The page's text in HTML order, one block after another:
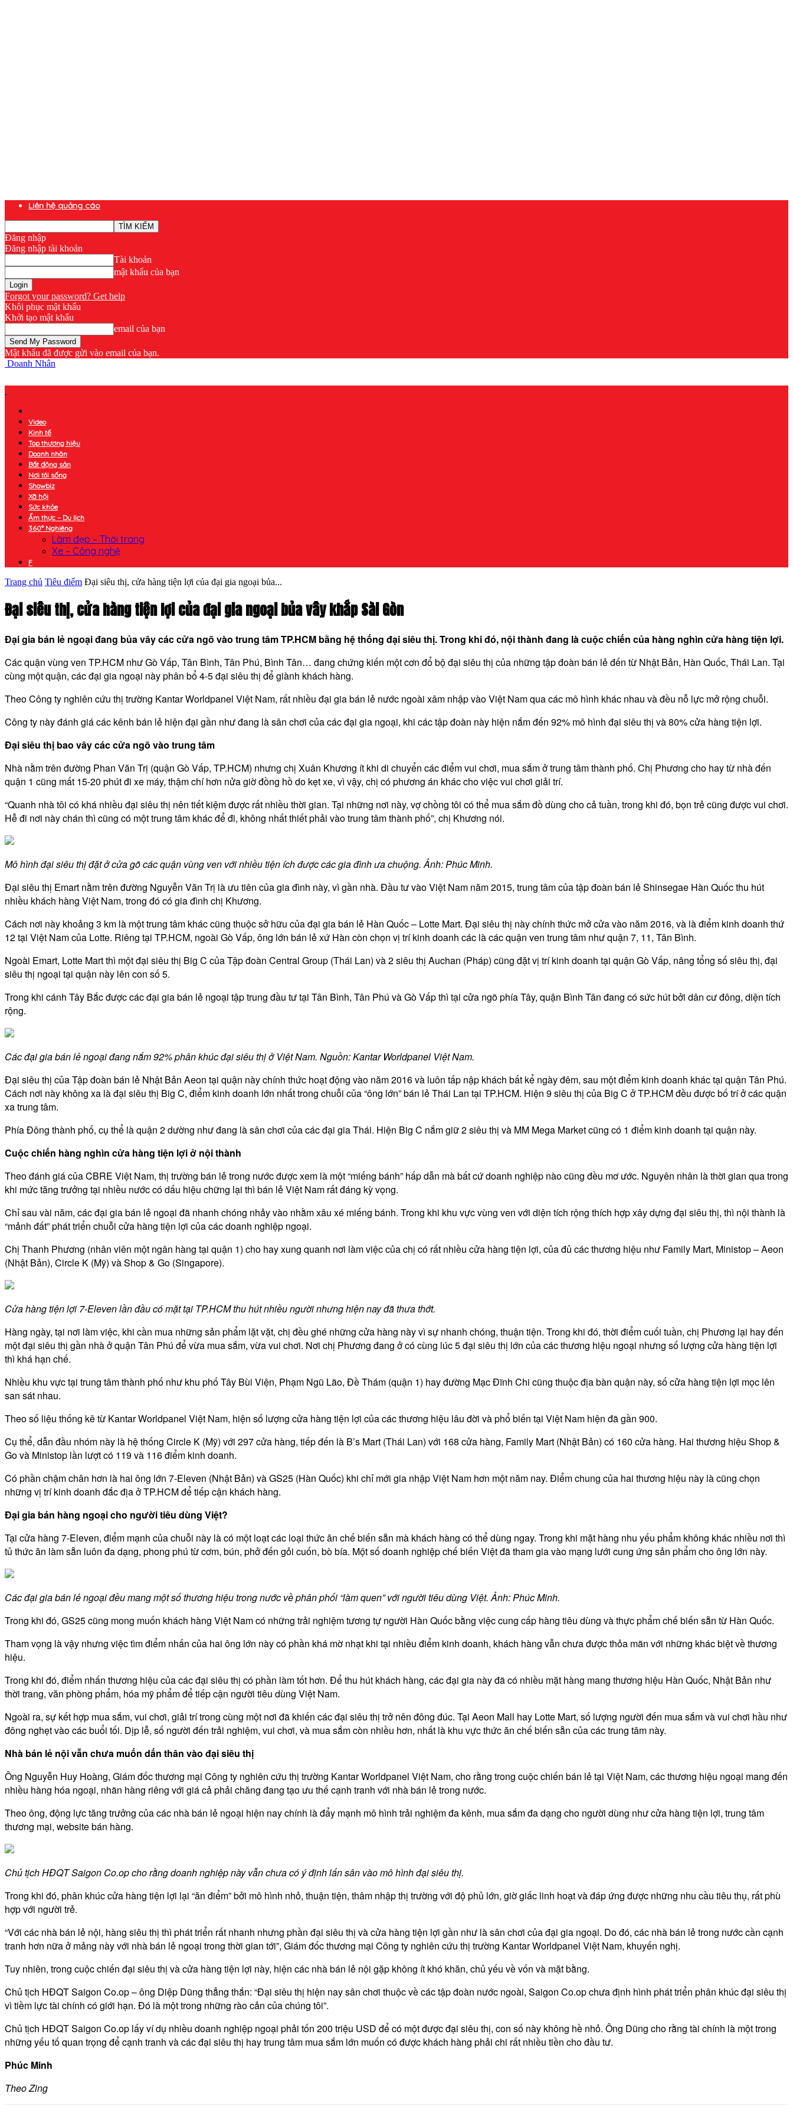
Liên hệ quảng cáo
Đăng nhập
Đăng nhập tài khoản
Tài khoản
mật khẩu của bạn
Forgot your password? Get help
Khôi phục mật khẩu
Khởi tạo mật khẩu
email của bạn
Mật khẩu đã được gửi vào email của bạn.
Doanh Nhân
Video
Kinh tế
Top thương hiệu
Doanh nhân
Bất động sản
Nơi tôi sống
Showbiz
Xã hội
Sức khỏe
Ẩm thực – Du lịch
360° Nghiêng
Làm đẹp – Thời trang
Xe – Công nghệ
F
Trang chủ Tiêu điểm Đại siêu thị, cửa hàng tiện lợi của đại gia ngoại bủa...
Đại siêu thị, cửa hàng tiện lợi của đại gia ngoại bủa vây khắp Sài Gòn
Đại gia bán lẻ ngoại đang bủa vây các cửa ngõ vào trung tâm TP.HCM bằng hệ thống đại siêu thị. Trong khi đó, nội thành đang là cuộc chiến của hàng nghìn cửa hàng tiện lợi.
Các quận vùng ven TP.HCM như Gò Vấp, Tân Bình, Tân Phú, Bình Tân… đang chứng kiến một cơn đổ bộ đại siêu thị của những tập đoàn bán lẻ đến từ Nhật Bản, Hàn Quốc, Thái Lan. Tại
cùng một quận, các đại gia ngoại này phân bổ 4-5 đại siêu thị để giành khách hàng.
Theo Công ty nghiên cứu thị trường Kantar Worldpanel Việt Nam, rất nhiều đại gia bán lẻ nước ngoài xâm nhập vào Việt Nam qua các mô hình khác nhau và đều nỗ lực mở rộng chuỗi.
Công ty này đánh giá các kênh bán lẻ hiện đại gần như đang là sân chơi của các đại gia ngoại, khi các tập đoàn này hiện nắm đến 92% mô hình đại siêu thị và 80% cửa hàng tiện lợi.
Đại siêu thị bao vây các cửa ngõ vào trung tâm
Nhà nằm trên đường Phan Văn Trị (quận Gò Vấp, TP.HCM) nhưng chị Xuân Khương ít khi di chuyển các điểm vui chơi, mua sắm ở trung tâm thành phố. Chị Phương cho hay từ nhà đến
quận 1 cũng mất 15-20 phút đi xe máy, thậm chí hơn nửa giờ đồng hồ do kẹt xe, vì vậy, chị có phương án khác cho việc vui chơi giải trí.
“Quanh nhà tôi có khá nhiều đại siêu thị nên tiết kiệm được rất nhiều thời gian. Tại những nơi này, vợ chồng tôi có thể mua sắm đồ dùng cho cả tuần, trong khi đó, bọn trẻ cũng được vui chơi.
Hễ đi nơi này chán thì cũng có một trung tâm khác để đi, không nhất thiết phải vào trung tâm thành phố”, chị Khương nói.
Mô hình đại siêu thị đặt ở cửa gõ các quận vùng ven với nhiều tiện ích được các gia đình ưa chuộng. Ảnh: Phúc Minh.
Đại siêu thị Emart nằm trên đường Nguyễn Văn Trị là ưu tiên của gia đình này, vì gần nhà. Đầu tư vào Việt Nam năm 2015, trung tâm của tập đoàn bán lẻ Shinsegae Hàn Quốc thu hút
nhiều khách hàng Việt Nam, trong đó có gia đình chị Khương.
Cách nơi này khoảng 3 km là một trung tâm khác cũng thuộc sở hữu của đại gia bán lẻ Hàn Quốc – Lotte Mart. Đại siêu thị này chính thức mở cửa vào năm 2016, và là điểm kinh doanh thứ
12 tại Việt Nam của Lotte. Riêng tại TP.HCM, ngoài Gò Vấp, ông lớn bán lẻ xứ Hàn còn chọn vị trí kinh doanh các là các quận ven trung tâm như quận 7, 11, Tân Bình.
Ngoài Emart, Lotte Mart thì một đại siêu thị Big C của Tập đoàn Central Group (Thái Lan) và 2 siêu thị Auchan (Pháp) cũng đặt vị trí kinh doanh tại quận Gò Vấp, nâng tổng số siêu thị, đại
siêu thị ngoại tại quận này lên con số 5.
Trong khi cánh Tây Bắc được các đại gia bán lẻ ngoại tập trung đầu tư tại Tân Bình, Tân Phú và Gò Vấp thì tại cửa ngõ phía Tây, quận Bình Tân đang có sức hút bởi dân cư đông, diện tích
rộng.
Các đại gia bán lẻ ngoại đang nắm 92% phân khúc đại siêu thị ở Việt Nam. Nguồn: Kantar Worldpanel Việt Nam.
Đại siêu thị của Tập đoàn bán lẻ Nhật Bản Aeon tại quận này chính thức hoạt động vào năm 2016 và luôn tấp nập khách bất kể ngày đêm, sau một điểm kinh doanh khác tại quận Tân Phú.
Cách nơi này không xa là đại siêu thị Big C, điểm kinh doanh lớn nhất trong chuỗi của “ông lớn” bán lẻ Thái Lan tại TP.HCM. Hiện 9 siêu thị của Big C ở TP.HCM đều được bố trí ở các quận
xa trung tâm.
Phía Đông thành phố, cụ thể là quận 2 dường như đang là sân chơi của các đại gia Thái. Hiện Big C nắm giữ 2 siêu thị và MM Mega Market cũng có 1 điểm kinh doanh tại quận này.
Cuộc chiến hàng nghìn cửa hàng tiện lợi ở nội thành
Theo đánh giá của CBRE Việt Nam, thị trường bán lẻ trong nước được xem là một “miếng bánh” hấp dẫn mà bất cứ doanh nghiệp nào cũng đều mơ ước. Nguyên nhân là thời gian qua trong
khi mức tăng trưởng tại nhiều nước có dấu hiệu chững lại thì bán lẻ Việt Nam rất đáng kỳ vọng.
Chỉ sau vài năm, các đại gia bán lẻ ngoại đã nhanh chóng nhảy vào nhằm xâu xé miếng bánh. Trong khi khu vực vùng ven với diện tích rộng thích hợp xây dựng đại siêu thị, thì nội thành là
“mảnh đất” phát triển chuỗi cửa hàng tiện lợi của các doanh nghiệp ngoại.
Chị Thanh Phương (nhân viên một ngân hàng tại quận 1) cho hay xung quanh nơi làm việc của chị có rất nhiều cửa hàng tiện lợi, của đủ các thương hiệu như Family Mart, Ministop – Aeon
(Nhật Bản), Circle K (Mỹ) và Shop & Go (Singapore).
Cửa hàng tiện lợi 7-Eleven lần đầu có mặt tại TP.HCM thu hút nhiều người nhưng hiện nay đã thưa thớt.
Hàng ngày, tại nơi làm việc, khi cần mua những sản phẩm lặt vặt, chị đều ghé những cửa hàng này vì sự nhanh chóng, thuận tiện. Trong khi đó, thời điểm cuối tuần, chị Phương lại hay đến
một đại siêu thị gần nhà ở quận Tân Phú để vừa mua sắm, vừa vui chơi. Nơi chị Phương đang ở có cùng lúc 5 đại siêu thị lớn của các thương hiệu ngoại nhưng số lượng cửa hàng tiện lợi
thì khá hạn chế.
Nhiều khu vực tại trung tâm thành phố như khu phố Tây Bùi Viện, Phạm Ngũ Lão, Đề Thám (quận 1) hay đường Mạc Đĩnh Chi cũng thuộc địa bàn quận này, số cửa hàng tiện lợi mọc lên
san sát nhau.
Theo số liệu thống kê từ Kantar Worldpanel Việt Nam, hiện số lượng cửa hàng tiện lợi của các thương hiệu lâu đời và phổ biến tại Việt Nam hiện đã gần 900.
Cụ thể, dẫn đầu nhóm này là hệ thống Circle K (Mỹ) với 297 cửa hàng, tiếp đến là B’s Mart (Thái Lan) với 168 cửa hàng, Family Mart (Nhật Bản) có 160 cửa hàng. Hai thương hiệu Shop &
Go và Ministop lần lượt có 119 và 116 điểm kinh doanh.
Có phần chậm chân hơn là hai ông lớn 7-Eleven (Nhật Bản) và GS25 (Hàn Quốc) khi chỉ mới gia nhập Việt Nam hơn một năm nay. Điểm chung của hai thương hiệu này là cũng chọn
những vị trí kinh doanh đắc địa ở TP.HCM để tiếp cận khách hàng.
Đại gia bán hàng ngoại cho người tiêu dùng Việt?
Tại cửa hàng 7-Eleven, điểm mạnh của chuỗi này là có một loạt các loại thức ăn chế biến sẵn mà khách hàng có thể dùng ngay. Trong khi mặt hàng nhu yếu phẩm không khác nhiều nơi thì
tủ thức ăn làm sẵn luôn đa dạng, phong phú từ cơm, bún, phở đến gỏi cuốn, bò bía. Một số doanh nghiệp chế biến Việt đã tham gia vào mạng lưới cung ứng sản phẩm cho ông lớn này.
Các đại gia bán lẻ ngoại đều mang một số thương hiệu trong nước về phân phối “làm quen” với người tiêu dùng Việt. Ảnh: Phúc Minh.
Trong khi đó, GS25 cũng mong muốn khách hàng Việt Nam có những trải nghiệm tương tự người Hàn Quốc bằng việc cung cấp hàng tiêu dùng và thực phẩm chế biến sẵn từ Hàn Quốc.
Tham vọng là vậy nhưng việc tìm điểm nhấn của hai ông lớn này có phần khá mờ nhạt khi tại nhiều điểm kinh doanh, khách hàng vẫn chưa được thỏa mãn với những khác biệt về thương
hiệu.
Trong khi đó, điểm nhấn thương hiệu của các đại siêu thị có phần làm tốt hơn. Để thu hút khách hàng, các đại gia này đã có nhiều mặt hàng mang thương hiệu Hàn Quốc, Nhật Bản như
thời trang, văn phòng phẩm, hóa mỹ phẩm để tiếp cận người tiêu dùng Việt Nam.
Ngoài ra, sự kết hợp mua sắm, vui chơi, giải trí trong cùng một nơi đã khiến các đại siêu thị trở nên đông đúc. Tại Aeon Mall hay Lotte Mart, số lượng người đến mua sắm và vui chơi hầu như
đông nghẹt vào các buổi tối. Dịp lễ, số người đến trải nghiệm, vui chơi, và mua sắm còn nhiều hơn, nhất là khu vực thức ăn chế biến sẵn của các trung tâm này.
Nhà bán lẻ nội vẫn chưa muốn dấn thân vào đại siêu thị
Ông Nguyễn Huy Hoàng, Giám đốc thương mại Công ty nghiên cứu thị trường Kantar Worldpanel Việt Nam, cho rằng trong cuộc chiến bán lẻ tại Việt Nam, các thương hiệu ngoại mang đến
nhiều hàng hóa ngoại, nhãn hàng riêng với giá cả phải chăng đang tạo ưu thế cạnh tranh với nhà bán lẻ trong nước.
Theo ông, động lực tăng trưởng của các nhà bán lẻ ngoại hiện nay chính là đẩy mạnh mô hình trải nghiệm đa kênh, mua sắm đa dạng cho người dùng như cửa hàng tiện lợi, trung tâm
thương mại, website bán hàng.
Chủ tịch HĐQT Saigon Co.op cho rằng doanh nghiệp này vẫn chưa có ý định lấn sân vào mô hình đại siêu thị.
Trong khi đó, phân khúc cửa hàng tiện lợi lại “ăn điểm” bởi mô hình nhỏ, thuận tiện, thâm nhập thị trường với độ phủ lớn, giờ giấc linh hoạt và đáp ứng được những nhu cầu tiêu thụ, rất phù
hợp với người trẻ.
“Với các nhà bán lẻ nội, hàng siêu thị thì phát triển rất nhanh nhưng phần đại siêu thị và cửa hàng tiện lợi gần như là sân chơi của đại gia ngoại. Do đó, các nhà bán lẻ trong nước cần cạnh
tranh hơn nữa ở mảng này với nhà bán lẻ ngoại trong thời gian tới”, Giám đốc thương mại Công ty nghiên cứu thị trường Kantar Worldpanel Việt Nam, khuyến nghị.
Tuy nhiên, trong cuộc chiến đại siêu thị và cửa hàng tiện lợi này, hiện các nhà bán lẻ nội gặp không ít khó khăn, chủ yếu về vốn và mặt bằng.
Chủ tịch HĐQT Saigon Co.op – ông Diệp Dũng thẳng thắn: “Đại siêu thị hiện nay sân chơi thuộc về các tập đoàn nước ngoài, Saigon Co.op chưa định hình phát triển phân khúc đại siêu thị
vì tiềm lực tài chính có giới hạn. Đó là một trong những rào cản của chúng tôi”.
Chủ tịch HĐQT Saigon Co.op lấy ví dụ nhiều doanh nghiệp ngoại phải tốn 200 triệu USD để có một được đại siêu thị, con số này không hề nhỏ. Ông Dũng cho rằng tài chính là một trong
những yếu tố quan trọng để cạnh tranh và các đại siêu thị hay trung tâm mua sắm lớn muốn có được khách hàng phải chi rất nhiều tiền cho đầu tư.
Phúc Minh
Theo Zing